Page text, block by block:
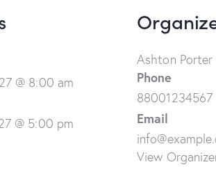
@ 8:00 am
@ 5:00 pm
Ashton Porter
Phone
88001234567
Email
View